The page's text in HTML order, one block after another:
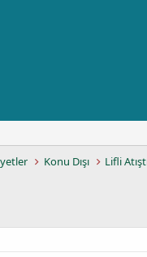
Konu Dışı Lifli